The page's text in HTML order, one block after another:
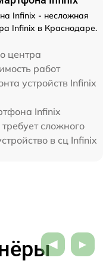
Infinix - несложная
Infinix в Краснодаре.
центра
работ
устройств Infinix
Infinix
сложного
в сц Infinix